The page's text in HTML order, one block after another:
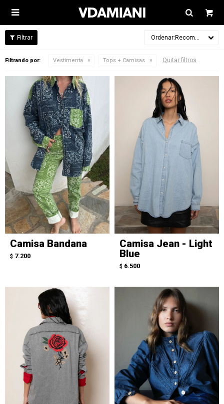

Recomendados
Filtrando por: Vestimenta Tops + Camisas Quitar filtros
Camisa Bandana
$ 7.200
Camisa Jean - Light
Blue
$ 6.500